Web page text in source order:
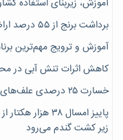
آموزش، زیربنای استفاده
برداشت برنج از ۵۵ درصد اراضی شالیکاری گیلان
آموزش و ترویج مهم‌ترین
کاهش اثرات تنش آبی در
خسارت ۲۵ درصدی علف‌های هرز به محصولات کشاورزی
پاییز امسال
زیر کشت گندم می‌رود